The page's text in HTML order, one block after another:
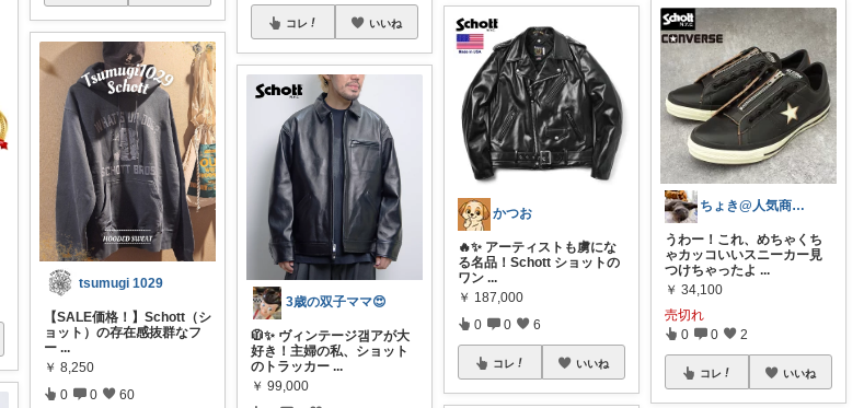
tsumugi 1029
​【SALE価格！】Schott（シ
ョット）の存在感抜群なフ
ー ...
￥ 8,250
0 0 60
コレ いいね
3歳の双子ママ😍
🧥✨ ヴィンテージ갬アが大
好き！主婦の私、ショット
のトラッカー ...
￥ 99,000
かつお
🔥✨ アーティストも虜にな
る名品！Schott ショットの
ワン ...
￥ 187,000
0 0 6
コレ いいね
ちょき@人気商品紹介いつも購入ありがとう
うわー！これ、めちゃくち
ゃカッコいいスニーカー見
つけちゃったよ ...
￥ 34,100
売切れ
0 0 2
コレ いいね